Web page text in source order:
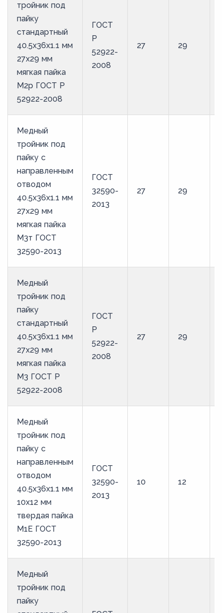
тройник под
пайку
стандартный
40.5х36х1.1 мм
27х29 мм
мягкая пайка
М2р ГОСТ Р
52922-2008
ГОСТ
Р
52922-
2008
27 29
Медный
тройник под
пайку с
направленным
отводом
40.5х36х1.1 мм
27х29 мм
мягкая пайка
М3т ГОСТ
32590-2013
ГОСТ
32590-
2013
27 29
Медный
тройник под
пайку
стандартный
40.5х36х1.1 мм
27х29 мм
мягкая пайка
М3 ГОСТ Р
52922-2008
ГОСТ
Р
52922-
2008
27 29
Медный
тройник под
пайку с
направленным
отводом
40.5х36х1.1 мм
10х12 мм
твердая пайка
М1Е ГОСТ
32590-2013
ГОСТ
32590-
2013
10 12
Медный
тройник под
пайку